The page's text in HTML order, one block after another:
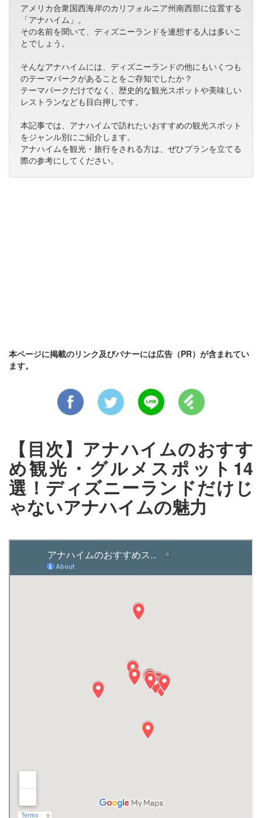
アメリカ合衆国西海岸のカリフォルニア州南西部に位置する
「アナハイム」。
その名前を聞いて、ディズニーランドを連想する人は多いこ
とでしょう。
そんなアナハイムには、ディズニーランドの他にもいくつも
のテーマパークがあることをご存知でしたか？
テーマパークだけでなく、歴史的な観光スポットや美味しい
レストランなども目白押しです。
本記事では、アナハイムで訪れたいおすすめの観光スポット
をジャンル別にご紹介します。
アナハイムを観光・旅行をされる方は、ぜひプランを立てる
際の参考にしてください。
本ページに掲載のリンク及びバナーには広告（PR）が含まれてい
ます。
【目次】アナハイムのおすす
め観光・グルメスポット14
選！ディズニーランドだけじ
ゃないアナハイムの魅力